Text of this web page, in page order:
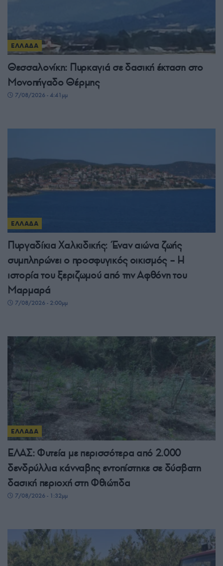
ΕΛΛΑΔΑ
Θεσσαλονίκη: Πυρκαγιά σε δασική έκταση στο
Μονοπήγαδο Θέρμης
7/08/2026 - 4:41μμ
ΕΛΛΑΔΑ
Πυργαδίκια Χαλκιδικής: Έναν αιώνα ζωής
συμπληρώνει ο προσφυγικός οικισμός – Η
ιστορία του ξεριζωμού από την Αφθόνη του
Μαρμαρά
7/08/2026 - 2:00μμ
ΕΛΛΑΔΑ
ΕΛΑΣ: Φυτεία με περισσότερα από 2.000
δενδρύλλια κάνναβης εντοπίστηκε σε δύσβατη
δασική περιοχή στη Φθιώτιδα
7/08/2026 - 1:32μμ